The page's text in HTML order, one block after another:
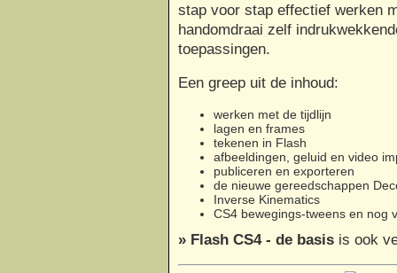
stap voor stap effectief werken
handomdraai zelf
toepassingen.
Een greep uit de inhoud:
werken met de tijdlijn
lagen en frames
tekenen in Flash
afbeeldingen, geluid en video
publiceren en exporteren
de nieuwe gereedschappen
Inverse Kinematics
CS4 bewegings-tweens en nog
» Flash CS4 - de basis is ook